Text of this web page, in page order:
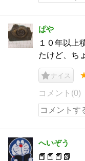
ぱや
１０年以上
たけど、ち
ナイス
コメント(0)
へいぞう
📕📕📕📗